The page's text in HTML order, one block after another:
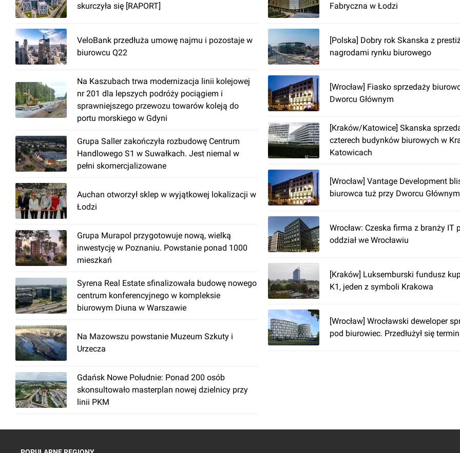
podłoga techniczna
recepcja
ochrona
czujniki dymu
podwieszany sufit
dwa źródła zasilania
skurczyła się [RAPORT]
VeloBank przedłuża umowę najmu i pozostaje w
biurowcu Q22
Na Kaszubach trwa modernizacja linii kolejowej
nr 201 dla lepszych podróży pociągiem i
sprawniejszego przewozu towarów koleją do
portu morskiego w Gdyni
Grupa Saller zakończyła rozbudowę Centrum
Handlowego S1 w Suwałkach. Jest niemal w
pełni skomercjalizowane
Auchan otworzył sklep w wyjątkowej lokalizacji w
Łodzi
Grupa Murapol przygotowuje nową, wielką
inwestycję w Poznaniu. Powstanie ponad 1000
mieszkań
Syrena Real Estate sfinalizowała budowę nowego
centrum konferencyjnego w kompleksie
biurowym Diuna w Warszawie
Na Mazowszu powstanie Muzeum Szkuty i
Urzecza
Gdańsk Nowe Południe: Ponad 200 osób
skonsultowało masterplan nowej dzielnicy przy
linii PKM
Fabryczna w Łodzi
[Polska] Dobry rok Skanska z
nagrodami rynku biurowego
[Wrocław] Fiasko sprzedaży
Dworcu Głównym
[Kraków/Katowice] Skanska
czterech budynków biurowych w
Katowicach
[Wrocław] Vantage Development
biurowca tuż przy Dworcu Głównym
Wrocław: Czeska firma z branży IT
oddział we Wrocławiu
[Kraków] Luksemburski fundusz
K1, jeden z symboli Krakowa
[Wrocław] Wrocławski deweloper
pod biurowiec. Przedłużył się